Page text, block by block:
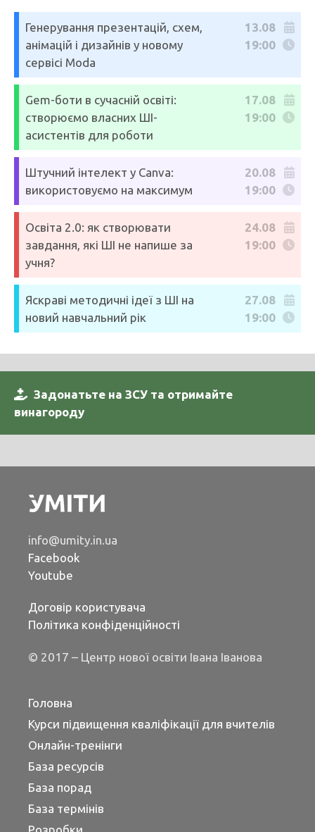
Генерування презентацій, схем,
анімацій і дизайнів у новому
сервісі Moda
13.08
19:00
Gem-боти в сучасній освіті:
створюємо власних ШІ-
асистентів для роботи
17.08
19:00
Штучний інтелект у Canva:
використовуємо на максимум
20.08
19:00
Освіта 2.0: як створювати
завдання, які ШІ не напише за
учня?
24.08
19:00
Яскраві методичні ідеї з ШІ на
новий навчальний рік
27.08
19:00
Задонатьте на ЗСУ та отримайте
винагороду
info@umity.in.ua
Facebook
Youtube
Договір користувача
Політика конфіденційності
© 2017 – Центр нової освіти Івана Іванова
Головна
Курси підвищення кваліфікації для вчителів
Онлайн-тренінги
База ресурсів
База порад
База термінів